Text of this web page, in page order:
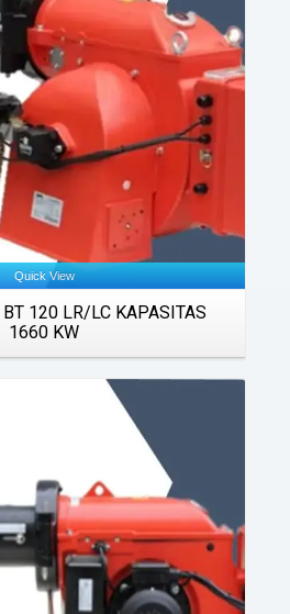
Quick View
BT 120 LR/LC KAPASITAS
1660 KW
Details